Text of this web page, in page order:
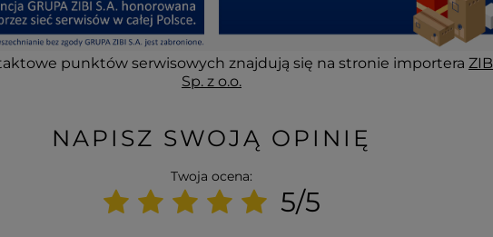
punktów serwisowych znajdują się na stronie importera
Sp. z o.o.
NAPISZ SWOJĄ OPINIĘ
Twoja ocena:
5/5